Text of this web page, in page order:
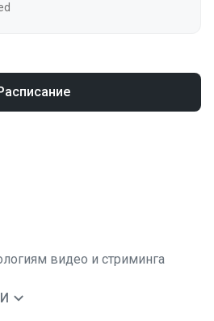
видео и стриминга